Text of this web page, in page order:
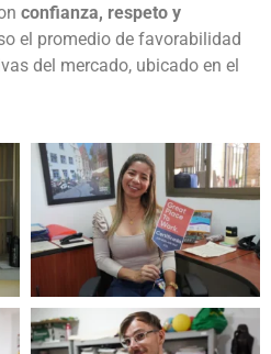
confianza, respeto y
el promedio de favorabilidad
del mercado, ubicado en el